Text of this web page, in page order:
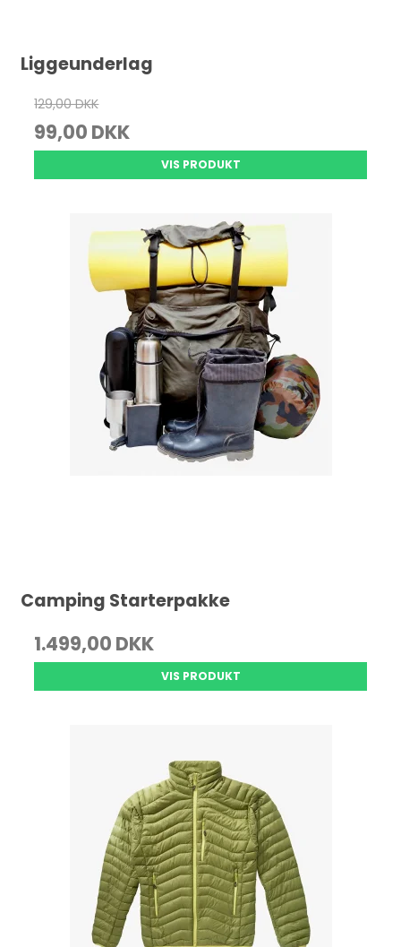
Liggeunderlag
129,00 DKK
99,00 DKK
VIS PRODUKT
Camping Starterpakke
1.499,00 DKK
VIS PRODUKT